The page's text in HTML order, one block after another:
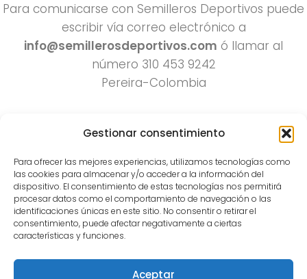
Gestionar consentimiento
Para ofrecer las mejores experiencias, utilizamos tecnologías como
las cookies para almacenar y/o acceder a la información del
dispositivo. El consentimiento de estas tecnologías nos permitirá
procesar datos como el comportamiento de navegación o las
identificaciones únicas en este sitio. No consentir o retirar el
consentimiento, puede afectar negativamente a ciertas
características y funciones.
Aceptar
Para comunicarse con Semilleros Deportivos puede
escribir vía correo electrónico a
info@semillerosdeportivos.com ó llamar al
número 310 453 9242
Pereira-Colombia
Todos los derechos reservados 2022.
Funciona con - Diseñado con el